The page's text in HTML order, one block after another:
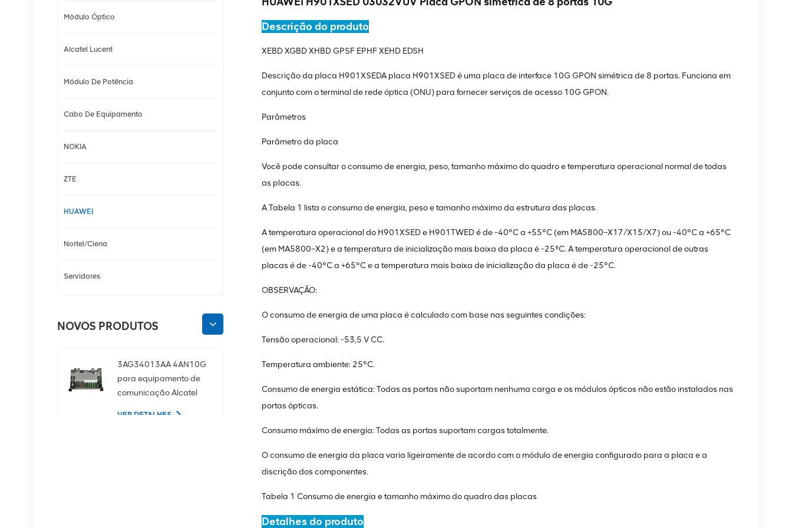
Descrição do produto
XEBD XGBD XHBD GPSF EPHF XEHD EDSH
Descrição da placa H901XSEDA placa H901XSED é uma placa de interface 10G GPON simétrica de 8 portas. Funciona em
conjunto com o terminal de rede óptica (ONU) para fornecer serviços de acesso 10G GPON.
Parâmetros
Parâmetro da placa
Você pode consultar o consumo de energia, peso, tamanho máximo do quadro e temperatura operacional normal de todas
as placas.
A Tabela 1 lista o consumo de energia, peso e tamanho máximo da estrutura das placas.
A temperatura operacional do H901XSED e H901TWED é de -40°C a +55°C (em MA5800–X17/X15/X7) ou -40°C a +65°C
(em MA5800–X2) e a temperatura de inicialização mais baixa da placa é -25ºC. A temperatura operacional de outras
placas é de -40°C a +65°C e a temperatura mais baixa de inicialização da placa é de -25°C.
OBSERVAÇÃO:
O consumo de energia de uma placa é calculado com base nas seguintes condições:
Tensão operacional: -53,5 V CC.
Temperatura ambiente: 25°C.
Consumo de energia estática: Todas as portas não suportam nenhuma carga e os módulos ópticos não estão instalados nas
portas ópticas.
Consumo máximo de energia: Todas as portas suportam cargas totalmente.
O consumo de energia da placa varia ligeiramente de acordo com o módulo de energia configurado para a placa e a
discrição dos componentes.
Tabela 1 Consumo de energia e tamanho máximo do quadro das placas
Detalhes do produto
Módulo Óptico
Alcatel Lucent
Módulo De Potência
Cabo De Equipamento
NOKIA
ZTE
HUAWEI
Nortel/Ciena
Servidores
NOVOS PRODUTOS
3AG34013AA 4AN10G
para equipamento de
comunicação Alcatel
VER DETALHES